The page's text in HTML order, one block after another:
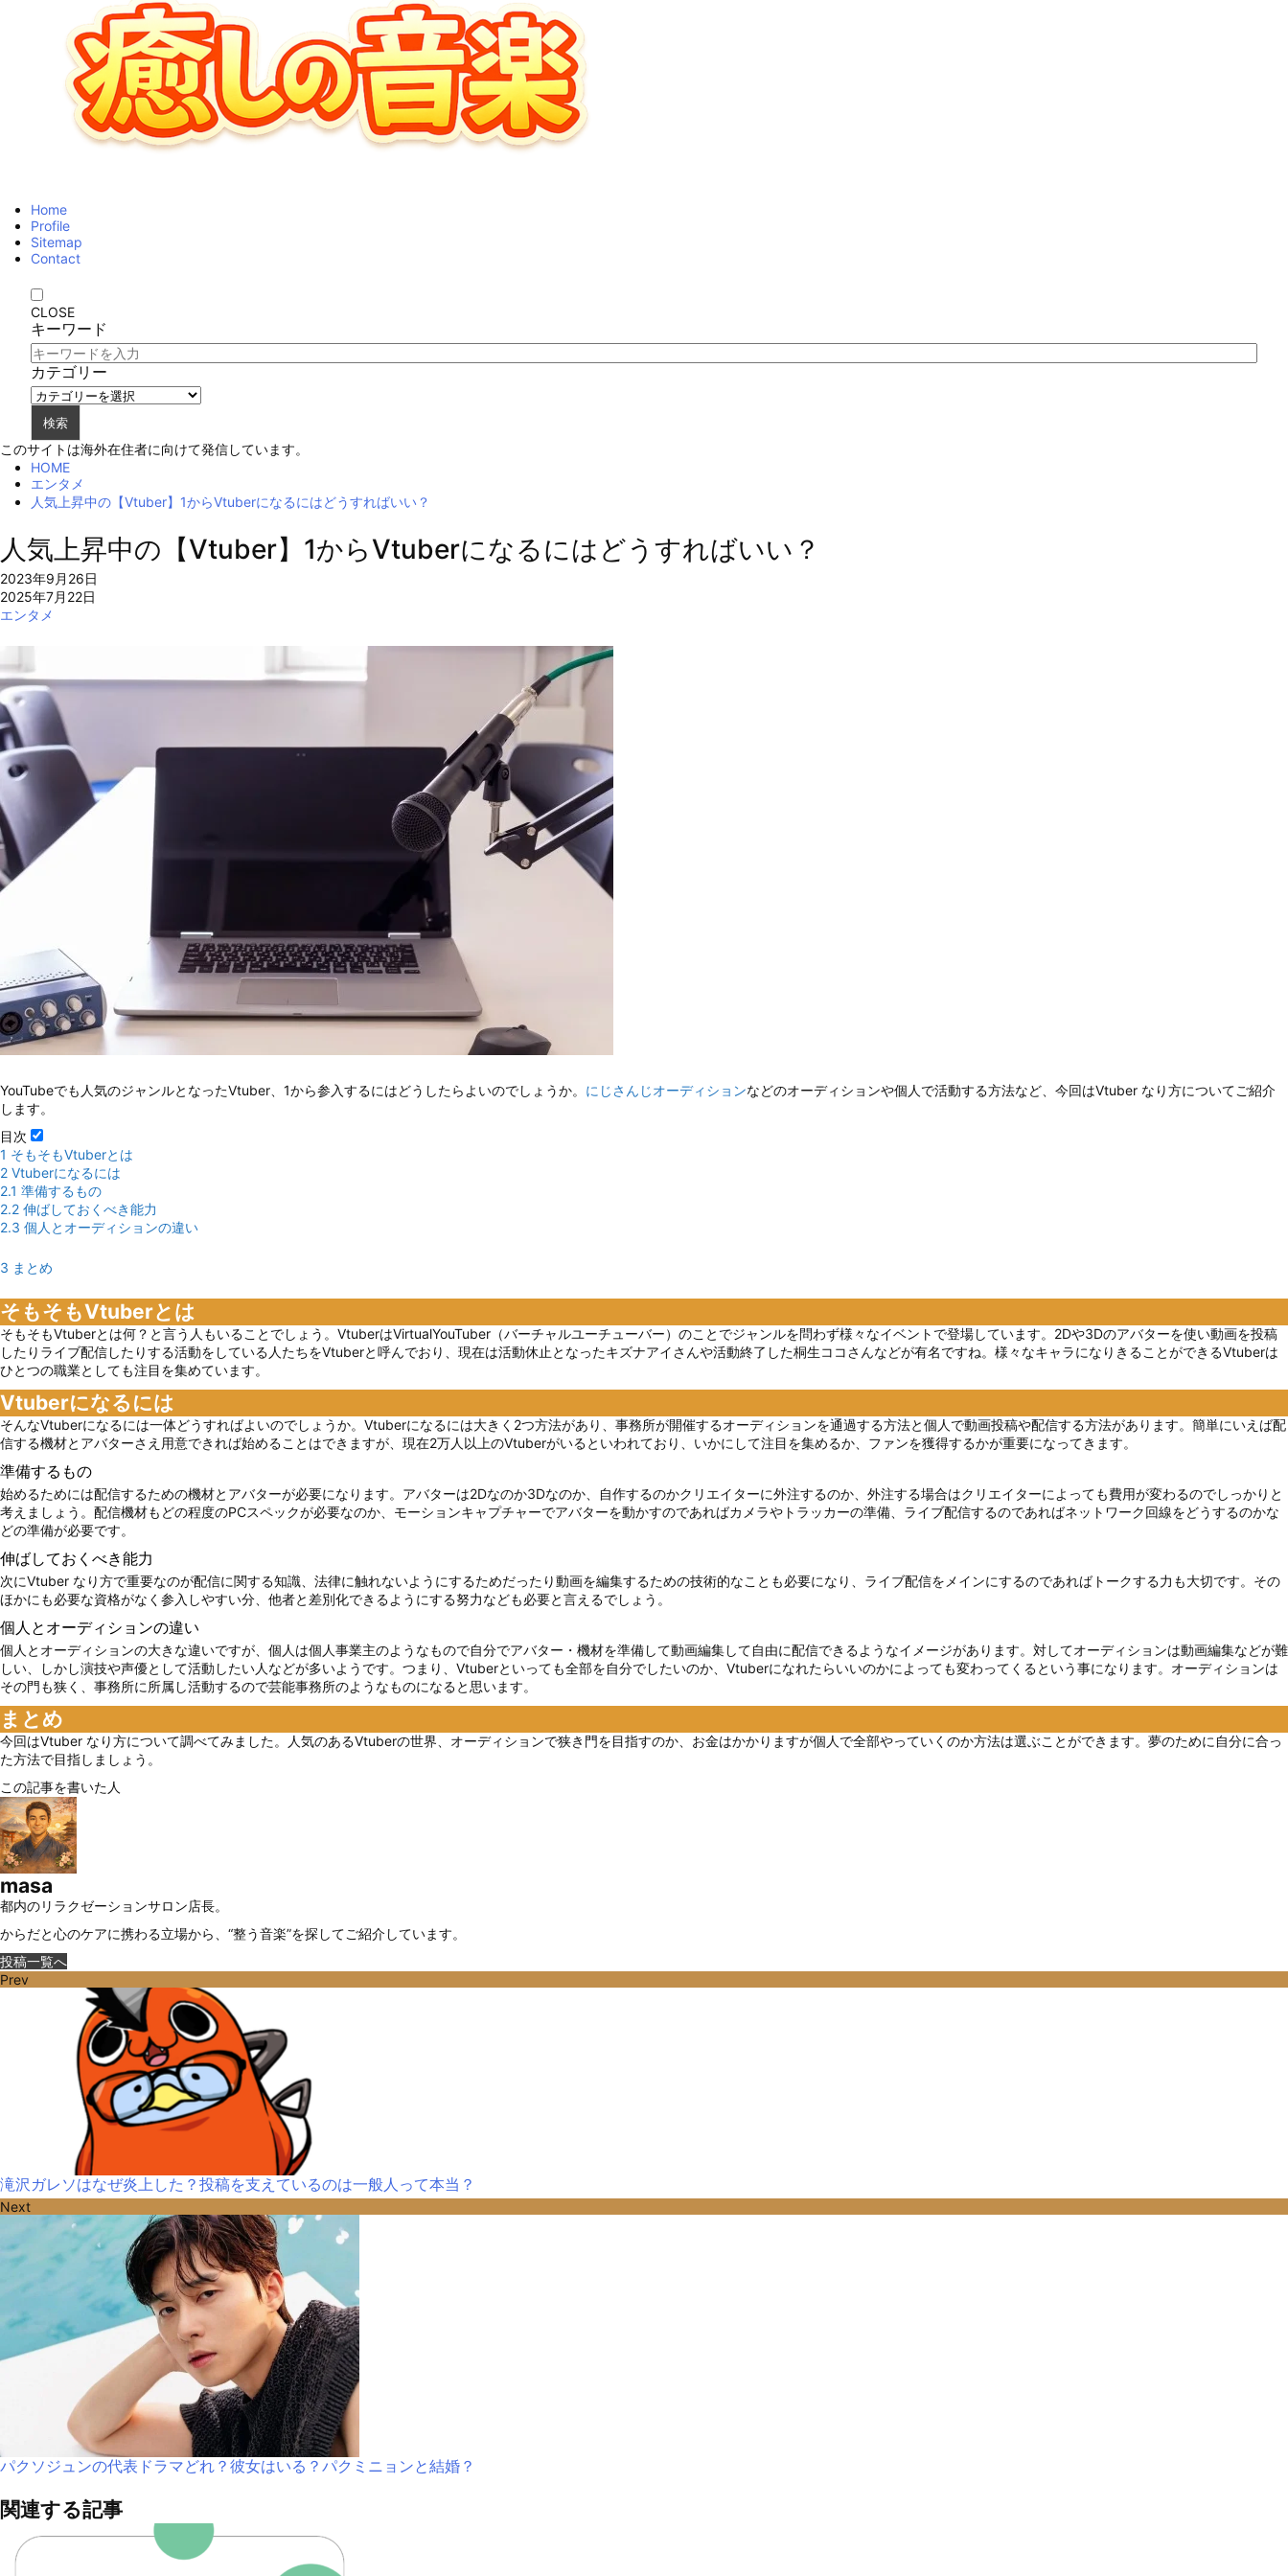
Home
Profile
Sitemap
Contact
CLOSE
キーワード
カテゴリー
検索
このサイトは海外在住者に向けて発信しています。
HOME
エンタメ
人気上昇中の【Vtuber】1からVtuberになるにはどうすればいい？
人気上昇中の【Vtuber】1からVtuberになるにはどうすればいい？
2023年9月26日
2025年7月22日
エンタメ
YouTubeでも人気のジャンルとなったVtuber、1から参入するにはどうしたらよいのでしょうか。 にじさんじオーディションなどのオーディションや個人で活動する方法など、今回はVtuber なり方についてご紹介
します。
目次
1 そもそもVtuberとは
2 Vtuberになるには
2.1 準備するもの
2.2 伸ばしておくべき能力
2.3 個人とオーディションの違い
3 まとめ
そもそもVtuberとは
そもそもVtuberとは何？と言う人もいることでしょう。VtuberはVirtualYouTuber（バーチャルユーチューバー）のことでジャンルを問わず様々なイベントで登場しています。2Dや3Dのアバターを使い動画を投稿
したりライブ配信したりする活動をしている人たちをVtuberと呼んでおり、現在は活動休止となったキズナアイさんや活動終了した桐生ココさんなどが有名ですね。様々なキャラになりきることができるVtuberは
ひとつの職業としても注目を集めています。
Vtuberになるには
そんなVtuberになるには一体どうすればよいのでしょうか。Vtuberになるには大きく2つ方法があり、事務所が開催するオーディションを通過する方法と個人で動画投稿や配信する方法があります。簡単にいえば配
信する機材とアバターさえ用意できれば始めることはできますが、現在2万人以上のVtuberがいるといわれており、いかにして注目を集めるか、ファンを獲得するかが重要になってきます。
準備するもの
始めるためには配信するための機材とアバターが必要になります。アバターは2Dなのか3Dなのか、自作するのかクリエイターに外注するのか、外注する場合はクリエイターによっても費用が変わるのでしっかりと
考えましょう。配信機材もどの程度のPCスペックが必要なのか、モーションキャプチャーでアバターを動かすのであればカメラやトラッカーの準備、ライブ配信するのであればネットワーク回線をどうするのかな
どの準備が必要です。
伸ばしておくべき能力
次にVtuber なり方で重要なのが配信に関する知識、法律に触れないようにするためだったり動画を編集するための技術的なことも必要になり、ライブ配信をメインにするのであればトークする力も大切です。その
ほかにも必要な資格がなく参入しやすい分、他者と差別化できるようにする努力なども必要と言えるでしょう。
個人とオーディションの違い
個人とオーディションの大きな違いですが、個人は個人事業主のようなもので自分でアバター・機材を準備して動画編集して自由に配信できるようなイメージがあります。対してオーディションは動画編集などが難
しい、しかし演技や声優として活動したい人などが多いようです。つまり、Vtuberといっても全部を自分でしたいのか、Vtuberになれたらいいのかによっても変わってくるという事になります。オーディションは
その門も狭く、事務所に所属し活動するので芸能事務所のようなものになると思います。
まとめ
今回はVtuber なり方について調べてみました。人気のあるVtuberの世界、オーディションで狭き門を目指すのか、お金はかかりますが個人で全部やっていくのか方法は選ぶことができます。夢のために自分に合っ
た方法で目指しましょう。
この記事を書いた人
masa
都内のリラクゼーションサロン店長。
からだと心のケアに携わる立場から、“整う音楽”を探してご紹介しています。
投稿一覧へ
Prev
滝沢ガレソはなぜ炎上した？投稿を支えているのは一般人って本当？
Next
パクソジュンの代表ドラマどれ？彼女はいる？パクミニョンと結婚？
関連する記事